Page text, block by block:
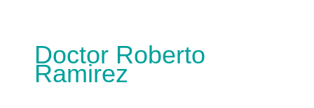
Doctor Roberto
Ramirez